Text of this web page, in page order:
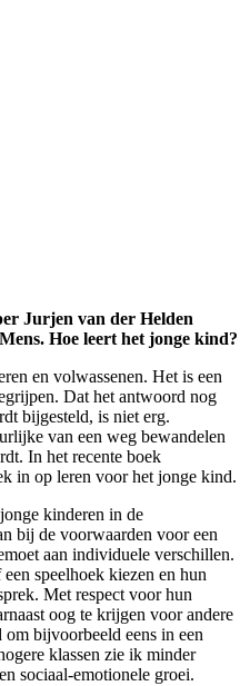
Jurjen van der Helden
Hoe leert het jonge kind?
en volwassenen. Het is een
Dat het antwoord nog
bijgesteld, is niet erg.
van een weg bewandelen
In het recente boek
in op leren voor het jonge kind.
kinderen in de
bij de voorwaarden voor een
aan individuele verschillen.
speelhoek kiezen en hun
Met respect voor hun
oog te krijgen voor andere
bijvoorbeeld eens in een
klassen zie ik minder
sociaal-emotionele groei.